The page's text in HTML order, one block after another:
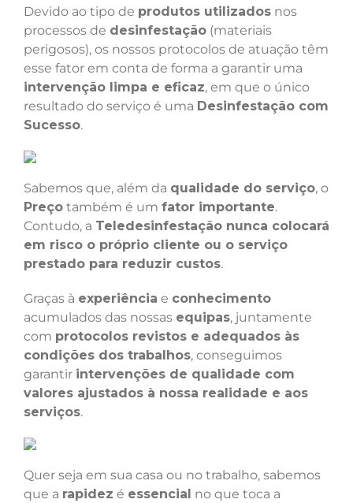
Devido ao tipo de produtos utilizados nos
processos de desinfestação (materiais
perigosos), os nossos protocolos de atuação têm
esse fator em conta de forma a garantir uma
intervenção limpa e eficaz, em que o único
resultado do serviço é uma Desinfestação com
Sucesso.
Sabemos que, além da qualidade do serviço, o
Preço também é um fator importante.
Contudo, a Teledesinfestação nunca colocará
em risco o próprio cliente ou o serviço
prestado para reduzir custos.
Graças à experiência e conhecimento
acumulados das nossas equipas, juntamente
com protocolos revistos e adequados às
condições dos trabalhos, conseguimos
garantir intervenções de qualidade com
valores ajustados à nossa realidade e aos
serviços.
Quer seja em sua casa ou no trabalho, sabemos
que a rapidez é essencial no que toca a